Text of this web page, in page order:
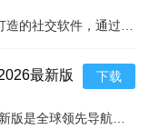
入观看360°全景照
地球用户上传的实
最新版
下载